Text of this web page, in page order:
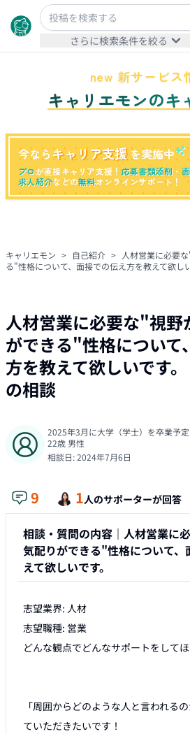
さらに検索条件を絞る
new 新サービス
キャリエモンのキ
今なら キャリア支援 を実施中
プロが直接キャリア支援！応募書類添削 ・
求人紹介などの無料オンラインサポート！
キャリエモン > 自己紹介 > 人材営業に必要
る"性格について、面接での伝え方を教えて欲しい
人材営業に必要な"視野
ができる"性格について
方を教えて欲しいです。
の相談
2025年3月に大学（学士）を卒業予定
22歳 男性
相談日:2024年7月6日
9 1人のサポーターが回答
相談・質問の内容｜ 人材営業に
気配りができる"性格について、
えて欲しいです。
志望業界: 人材
志望職種: 営業
どんな観点でどんなサポートをして
「周囲からどのような人と言われる
ていただきたいです！